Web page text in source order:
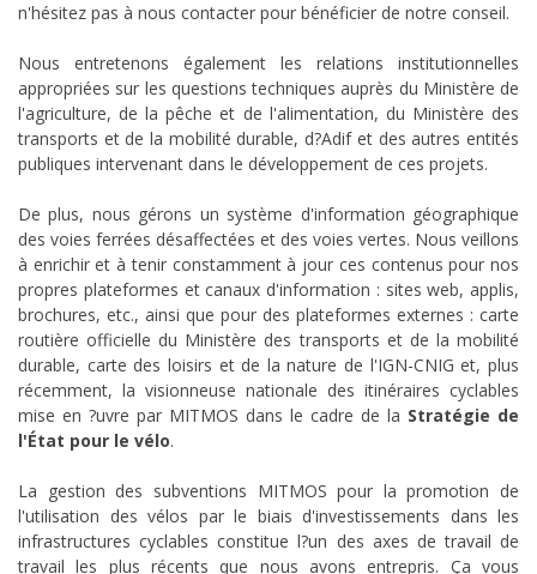
n'hésitez pas à nous contacter pour bénéficier de notre conseil.
Nous entretenons également les relations institutionnelles
appropriées sur les questions techniques auprès du Ministère de
l'agriculture, de la pêche et de l'alimentation, du Ministère des
transports et de la mobilité durable, d?Adif et des autres entités
publiques intervenant dans le développement de ces projets.
De plus, nous gérons un système d'information géographique
des voies ferrées désaffectées et des voies vertes. Nous veillons
à enrichir et à tenir constamment à jour ces contenus pour nos
propres plateformes et canaux d'information : sites web, applis,
brochures, etc., ainsi que pour des plateformes externes : carte
routière officielle du Ministère des transports et de la mobilité
durable, carte des loisirs et de la nature de l'IGN-CNIG et, plus
récemment, la visionneuse nationale des itinéraires cyclables
mise en ?uvre par MITMOS dans le cadre de la Stratégie de
l'État pour le vélo.
La gestion des subventions MITMOS pour la promotion de
l'utilisation des vélos par le biais d'investissements dans les
infrastructures cyclables constitue l?un des axes de travail de
travail les plus récents que nous avons entrepris. Ça vous